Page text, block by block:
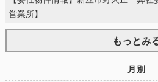
営業所】
もっとみ
月別